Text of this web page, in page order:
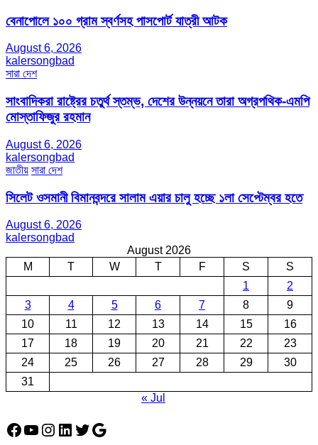
বেনাপোলে ১০০ গ্রাম স্বর্ণসহ পাসপোর্ট যাত্রী আটক
August 6, 2026
kalersongbad
সারা দেশ
সাংবাদিকরা রাষ্ট্রের চতুর্থ স্তম্ভ, দেশের উন্নয়নে তারা অগ্রপথিক-এমপি
মোস্তাফিজুর রহমান
August 6, 2026
kalersongbad
জাতীয় সারা দেশ
সিলেট ওসমানী বিমানবন্দরে সালাম এয়ার চালু হচ্ছে ১লা সেপ্টেম্বর হতে
August 6, 2026
kalersongbad
August 2026
M
T W T F S
S
1
2
3
4 5 6 7 8
9
10
11 12 13 14 15
16
17
18 19 20 21 22
23
24
25 26 27 28 29
30
31
« Jul
Facebook
YouTube
Instagram
LinkedIn
Twitter
Google